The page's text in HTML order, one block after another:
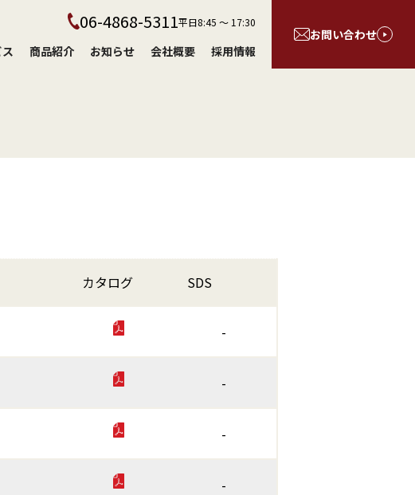
06-4868-5311平日8:45 〜 17:30
商品紹介 お知らせ 会社概要 採用情報
お問い合わせ
カタログ SDS
-
-
-
-